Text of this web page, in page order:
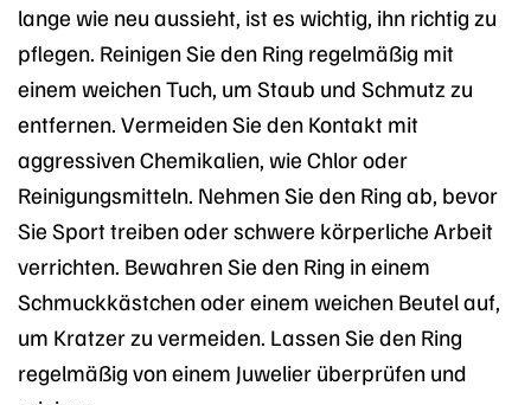
lange wie neu aussieht, ist es wichtig, ihn richtig zu
pflegen. Reinigen Sie den Ring regelmäßig mit
einem weichen Tuch, um Staub und Schmutz zu
entfernen. Vermeiden Sie den Kontakt mit
aggressiven Chemikalien, wie Chlor oder
Reinigungsmitteln. Nehmen Sie den Ring ab, bevor
Sie Sport treiben oder schwere körperliche Arbeit
verrichten. Bewahren Sie den Ring in einem
Schmuckkästchen oder einem weichen Beutel auf,
um Kratzer zu vermeiden. Lassen Sie den Ring
regelmäßig von einem Juwelier überprüfen und